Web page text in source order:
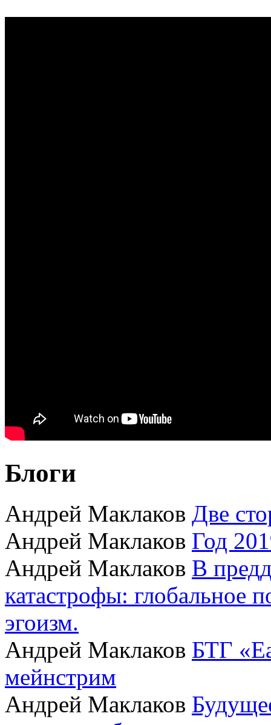
Блоги
Андрей Маклаков Две
Андрей Маклаков Год
Андрей Маклаков В
катастрофы: глобальное
эгоизм.
Андрей Маклаков БТГ
мейнстрим
Андрей Маклаков